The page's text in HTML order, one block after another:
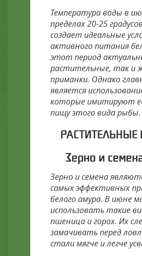
Температура воды в
пределах 20-25
создает идеальные
активного питания
этот период
растительные, так и
приманки. Однако
является
которые имитируют
пищу этого вида рыбы.
Зерно и
Зерно и семена
самых эффективных
белого амура. В июне
использовать такие
пшеница и горох. Их
замачивать перед
стали мягче и легче